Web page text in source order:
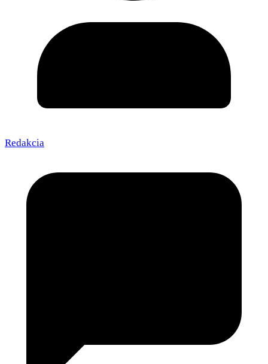
Redakcia